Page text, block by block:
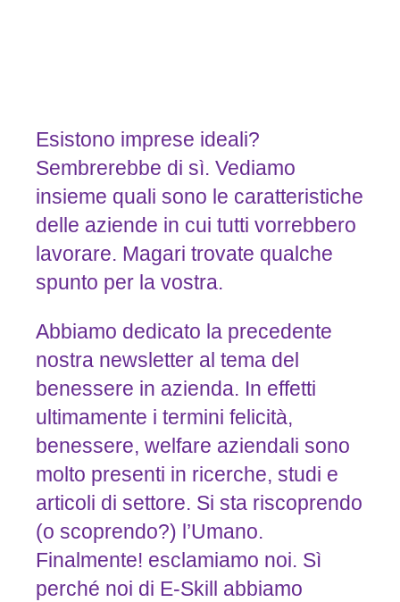
Esistono imprese ideali?
Sembrerebbe di sì. Vediamo
insieme quali sono le caratteristiche
delle aziende in cui tutti vorrebbero
lavorare. Magari trovate qualche
spunto per la vostra.
Abbiamo dedicato la precedente
nostra newsletter al tema del
benessere in azienda. In effetti
ultimamente i termini felicità,
benessere, welfare aziendali sono
molto presenti in ricerche, studi e
articoli di settore. Si sta riscoprendo
(o scoprendo?) l’Umano.
Finalmente! esclamiamo noi. Sì
perché noi di E-Skill abbiamo